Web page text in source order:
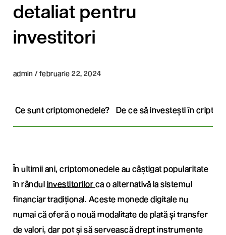
detaliat pentru
investitori
admin / februarie 22, 2024
Ce sunt criptomonedele? De ce să investești în
În ultimii ani, criptomonedele au câștigat popularitate
în rândul investitorilor ca o alternativă la sistemul
financiar tradițional. Aceste monede digitale nu
numai că oferă o nouă modalitate de plată și transfer
de valori, dar pot și să servească drept instrumente